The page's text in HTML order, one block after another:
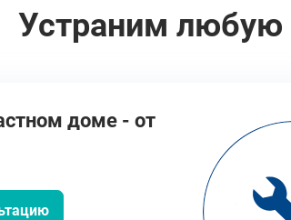
Устраним любую
доме - от